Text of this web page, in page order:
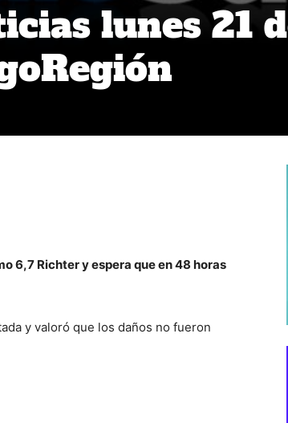
lunes 21
6,7 Richter y espera que en 48 horas
y valoró que los daños no fueron